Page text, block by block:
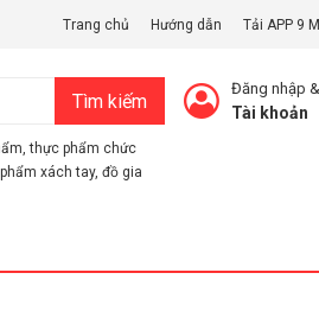
Trang chủ Hướng dẫn Tải APP 9
Tìm kiếm
,thực phẩm chức
xách tay, đồ gia
Đăng nhập &
Tài khoản